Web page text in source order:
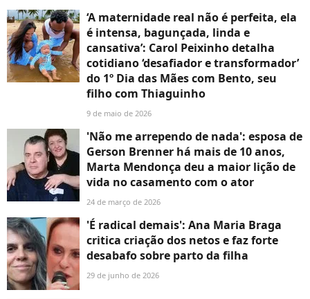
‘A maternidade real não é perfeita, ela
é intensa, bagunçada, linda e
cansativa’: Carol Peixinho detalha
cotidiano ‘desafiador e transformador’
do 1º Dia das Mães com Bento, seu
filho com Thiaguinho
9 de maio de 2026
'Não me arrependo de nada': esposa de
Gerson Brenner há mais de 10 anos,
Marta Mendonça deu a maior lição de
vida no casamento com o ator
24 de março de 2026
'É radical demais': Ana Maria Braga
critica criação dos netos e faz forte
desabafo sobre parto da filha
29 de junho de 2026